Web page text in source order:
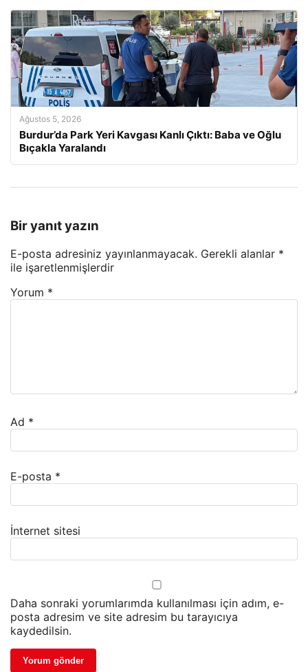
Ağustos 5, 2026
Burdur’da Park Yeri Kavgası Kanlı Çıktı: Baba ve Oğlu
Bıçakla Yaralandı
Bir yanıt yazın
E-posta adresiniz yayınlanmayacak. Gerekli alanlar *
ile işaretlenmişlerdir
Yorum *
Ad *
E-posta *
İnternet sitesi
Daha sonraki yorumlarımda kullanılması için adım, e-
posta adresim ve site adresim bu tarayıcıya
kaydedilsin.